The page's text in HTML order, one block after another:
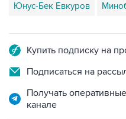
Юнус-Бек Евкуров
Купить подписку на
Подписаться на
Получать
канале